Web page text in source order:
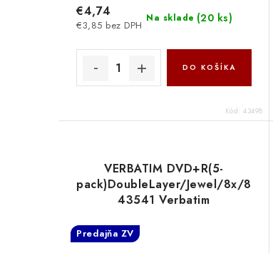
Na sklade (20 ks)
€3,85 bez DPH
€4,74
DO KOŠÍKA
Kód: 43498
VERBATIM DVD+R(5-
pack)DoubleLayer/Jewel/8x/8,5GB
43541 Verbatim
Predajňa ZV